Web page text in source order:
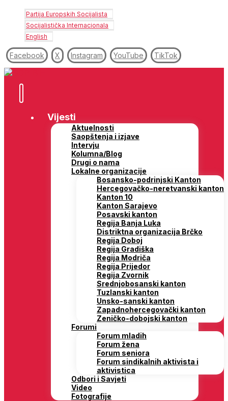
Partija Europskih Socijalista
Socijalistička Internacionala
English
Facebook X Instagram YouTube TikTok
Vijesti
Aktuelnosti
Saopštenja i izjave
Intervju
Kolumna/Blog
Drugi o nama
Lokalne organizacije
Bosansko-podrinjski Kanton
Hercegovačko-neretvanski kanton
Kanton 10
Kanton Sarajevo
Posavski kanton
Regija Banja Luka
Distriktna organizacija Brčko
Regija Doboj
Regija Gradiška
Regija Modriča
Regija Prijedor
Regija Zvornik
Srednjobosanski kanton
Tuzlanski kanton
Unsko-sanski kanton
Zapadnohercegovački kanton
Zeničko-dobojski kanton
Forumi
Forum mladih
Forum žena
Forum seniora
Forum sindikalnih aktivista i
aktivistica
Odbori i Savjeti
Video
Fotografije